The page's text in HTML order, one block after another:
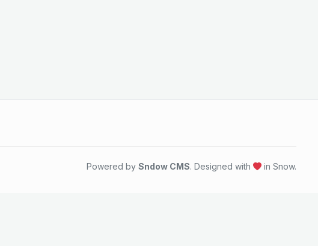
Powered by Sndow CMS. Designed with in Snow.